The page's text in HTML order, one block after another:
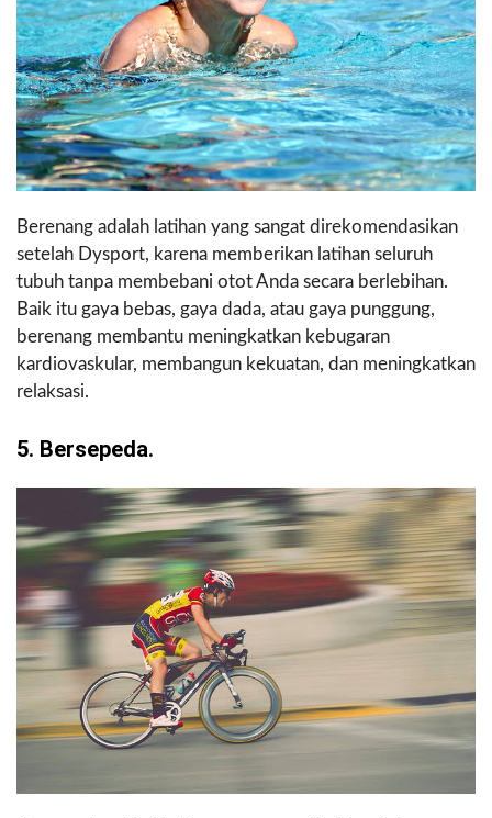
Berenang adalah latihan yang sangat direkomendasikan
setelah Dysport, karena memberikan latihan seluruh
tubuh tanpa membebani otot Anda secara berlebihan.
Baik itu gaya bebas, gaya dada, atau gaya punggung,
berenang membantu meningkatkan kebugaran
kardiovaskular, membangun kekuatan, dan meningkatkan
relaksasi.
5. Bersepeda.